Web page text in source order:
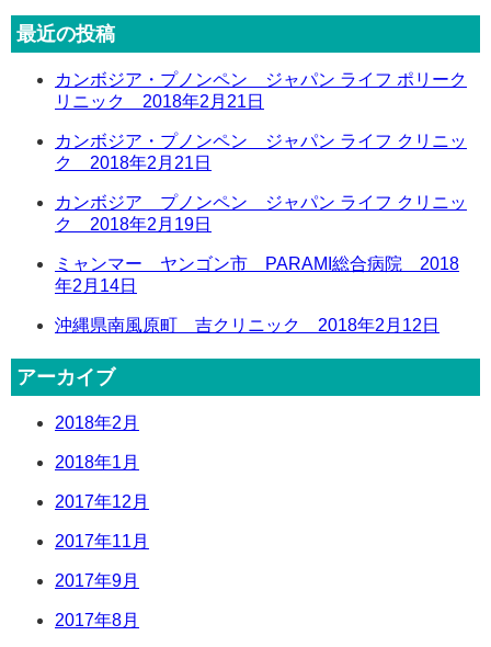
最近の投稿
カンボジア・プノンペン ジャパン ライフ ポリーク
リニック 2018年2月21日
カンボジア・プノンペン ジャパン ライフ クリニッ
ク 2018年2月21日
カンボジア プノンペン ジャパン ライフ クリニッ
ク 2018年2月19日
ミャンマー ヤンゴン市 PARAMI総合病院 2018
年2月14日
沖縄県南風原町 吉クリニック 2018年2月12日
アーカイブ
2018年2月
2018年1月
2017年12月
2017年11月
2017年9月
2017年8月